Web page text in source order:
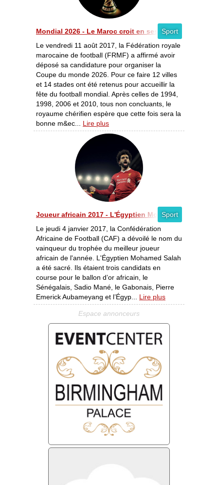
Sport
Mondial 2026 - Le Maroc croit en ses chances
Le vendredi 11 août 2017, la Fédération royale
marocaine de football (FRMF) a affirmé avoir
déposé sa candidature pour organiser la
Coupe du monde 2026. Pour ce faire 12 villes
et 14 stades ont été retenus pour accueillir la
fête du football mondial. Après celles de 1994,
1998, 2006 et 2010, tous non concluants, le
royaume chérifien espère que cette fois sera la
bonne m&ec... Lire plus
Sport
Joueur africain 2017 - L'Égyptien Mohamed Salah
Le jeudi 4 janvier 2017, la Confédération
Africaine de Football (CAF) a dévoilé le nom du
vainqueur du trophée du meilleur joueur
africain de l'année. L'Égyptien Mohamed Salah
a été sacré. Ils étaient trois candidats en
course pour le ballon d’or africain, le
Sénégalais, Sadio Mané, le Gabonais, Pierre
Emerick Aubameyang et l’Égyp... Lire plus
Espace annonceurs